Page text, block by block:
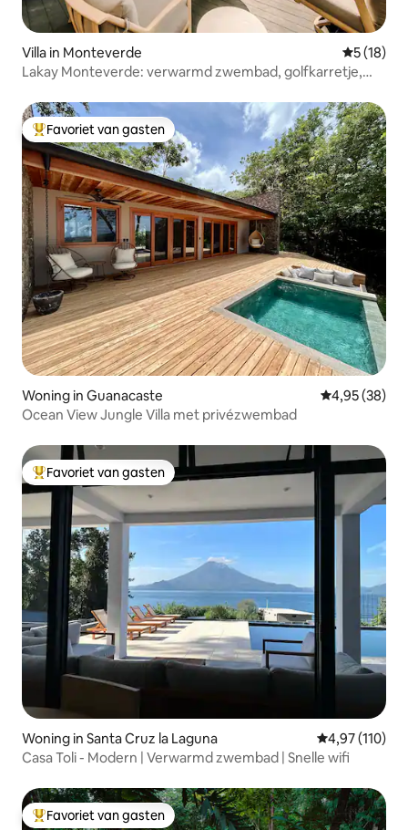
Villa in Monteverde
5 (18)
Lakay Monteverde: verwarmd zwembad, golfkarretje,
Topfavoriet van gasten
Favoriet van gasten
Woning in Guanacaste Gemiddelde
4,95 (38)
Ocean View Jungle Villa met privézwembad
Topfavoriet van gasten
Favoriet van gasten
Woning in Santa Cruz la Laguna Gemiddelde
4,97 (110)
Casa Toli - Modern | Verwarmd zwembad | Snelle wifi
Topfavoriet van gasten
Favoriet van gasten